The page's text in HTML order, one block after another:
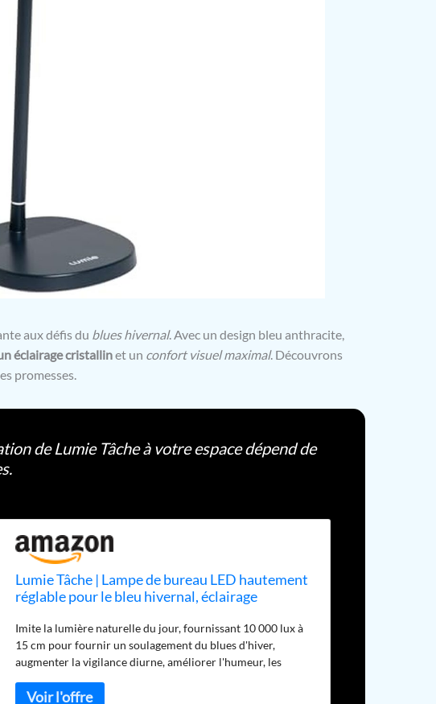
aux défis du blues hivernal. Avec un design bleu anthracite,
éclairage cristallinet un confort visuel maximal. Découvrons
promesses.
de Lumie Tâche à votre espace dépend de
Lumie Tâche | Lampe de bureau LED hautement
réglable pour le bleu hivernal, éclairage
énergie améliorées | Bleu anthracite
Imite la lumière naturelle du jour, fournissant 10 000 lux à
15 cm pour fournir un soulagement du blues d'hiver,
augmenter la vigilance diurne, améliorer l'humeur, les
contraste élevé avec une répartition spectrale uniforme de